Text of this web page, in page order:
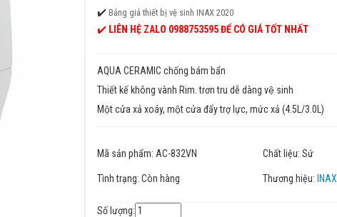
✔️ Bảng giá thiết bị vệ sinh INAX 2020
✔️ LIÊN HỆ ZALO 0988753595 ĐỂ CÓ GIÁ TỐT NHẤT
AQUA CERAMIC chống bám bẩn
Thiết kế không vành Rim. trơn tru dễ dàng vệ sinh
Một cửa xả xoáy, một cửa đẩy trợ lực, mức xả (4.5L/3.0L)
Mã sản phẩm: AC-832VN Chất liệu:Sứ
Tình trạng: Còn hàng Thương hiệu: INAX
Số lượng: